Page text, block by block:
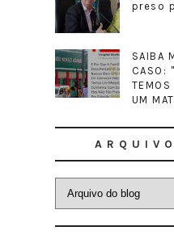
preso
SAIBA
CASO:
TEMOS
UM